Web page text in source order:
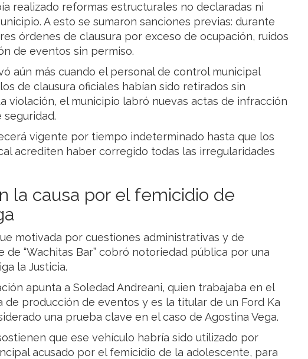
realizado reformas estructurales no declaradas ni
A esto se sumaron sanciones previas: durante
órdenes de clausura por exceso de ocupación, ruidos
de eventos sin permiso.
aún más cuando el personal de control municipal
de clausura oficiales habían sido retirados sin
violación, el municipio labró nuevas actas de infracción
seguridad.
vigente por tiempo indeterminado hasta que los
acrediten haber corregido todas las irregularidades
la causa por el femicidio de
motivada por cuestiones administrativas y de
de “Wachitas Bar” cobró notoriedad pública por una
la Justicia.
apunta a Soledad Andreani, quien trabajaba en el
de producción de eventos y es la titular de un Ford Ka
una prueba clave en el caso de Agostina Vega.
que ese vehículo habría sido utilizado por
acusado por el femicidio de la adolescente, para